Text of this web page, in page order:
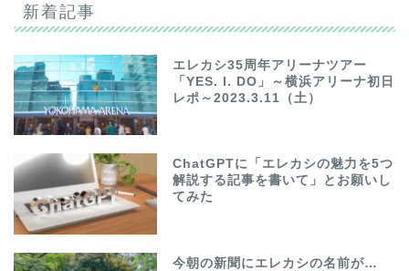
新着記事
エレカシ35周年アリーナツアー
「YES. I. DO」～横浜アリーナ初日
レポ～2023.3.11（土）
ChatGPTに「エレカシの魅力を5つ
解説する記事を書いて」とお願いし
てみた
今朝の新聞にエレカシの名前が…